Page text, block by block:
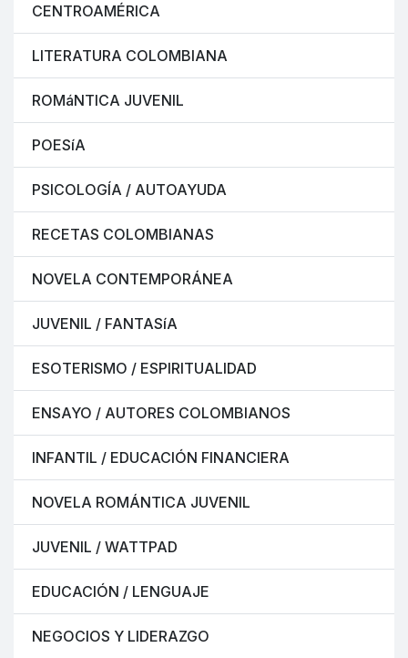
CENTROAMÉRICA
LITERATURA COLOMBIANA
ROMáNTICA JUVENIL
POESíA
PSICOLOGÍA / AUTOAYUDA
RECETAS COLOMBIANAS
NOVELA CONTEMPORÁNEA
JUVENIL / FANTASíA
ESOTERISMO / ESPIRITUALIDAD
ENSAYO / AUTORES COLOMBIANOS
INFANTIL / EDUCACIÓN FINANCIERA
NOVELA ROMÁNTICA JUVENIL
JUVENIL / WATTPAD
EDUCACIÓN / LENGUAJE
NEGOCIOS Y LIDERAZGO